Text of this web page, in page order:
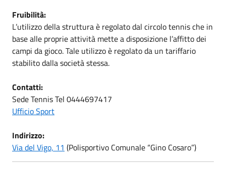
Fruibilità:
L’utilizzo della struttura è regolato dal circolo tennis che in
base alle proprie attività mette a disposizione l’affitto dei
campi da gioco. Tale utilizzo è regolato da un tariffario
stabilito dalla società stessa.
Contatti:
Sede Tennis Tel 0444697417
Ufficio Sport
Indirizzo:
Via del Vigo, 11 (Polisportivo Comunale “Gino Cosaro”)